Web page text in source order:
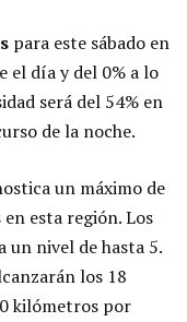
para este sábado en
el día y del 0% a lo
será del 54% en
de la noche.
un máximo de
esta región. Los
un nivel de hasta 5.
los 18
kilómetros por